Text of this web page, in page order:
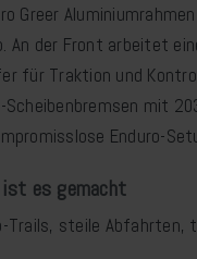
Greer
An der Front arbeitet
für Traktion und
Scheibenbremsen mit
Enduro-
es gemacht
Trails, steile Abfahrten,